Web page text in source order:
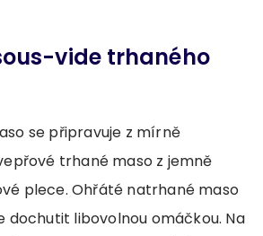
vide trhaného
se připravuje z mírně
trhané maso z jemně
plece. Ohřáté natrhané maso
dochutit libovolnou omáčkou. Na